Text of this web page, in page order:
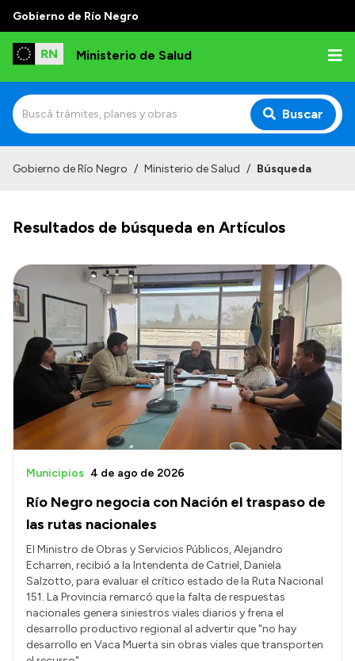
Gobierno de Río Negro
Ministerio de Salud
Buscar
Normativa y Funciones
Autoridades
Consejos locales
Transparencia
Presupuesto
Boletín Oficial
Compras y licitaciones
Consulta de expedientes
Convocatorias
Intranet
Login
Gobierno de Río Negro / Ministerio de Salud / Búsqueda
Resultados de búsqueda en Artículos
Río Negro negocia con Nación el traspaso de
las rutas nacionales
Municipios 4 de ago de 2026
El Ministro de Obras y Servicios Públicos, Alejandro
Echarren, recibió a la Intendenta de Catriel, Daniela
Salzotto, para evaluar el crítico estado de la Ruta Nacional
151. La Provincia remarcó que la falta de respuestas
nacionales genera siniestros viales diarios y frena el
desarrollo productivo regional al advertir que "no hay
desarrollo en Vaca Muerta sin obras viales que transporten